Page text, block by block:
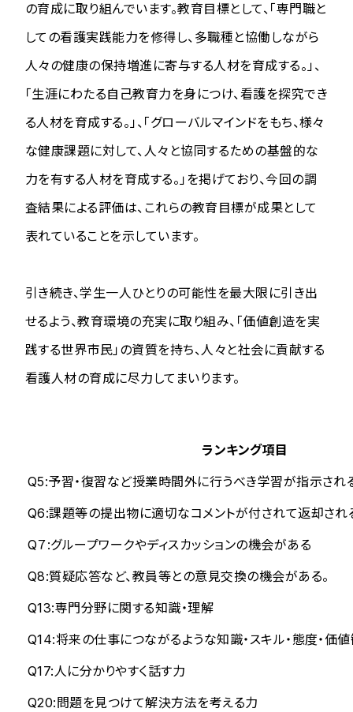
の育成に取り組んでいます。教育目標として、「専門職と
しての看護実践能力を修得し、多職種と協働しながら
人々の健康の保持増進に寄与する人材を育成する。」、
「生涯にわたる自己教育力を身につけ、看護を探究でき
る人材を育成する。」、「グローバルマインドをもち、様々
な健康課題に対して、人々と協同するための基盤的な
力を有する人材を育成する。」を掲げており、今回の調
査結果による評価は、 これらの教育目標が成果として
表れていることを示しています。
引き続き、学生一人ひとりの可能性を最大限に引き出
せるよう、教育環境の充実に取り組み、「価値創造を実
践する世界市民」の資質を持ち、人々と社会に貢献する
看護人材の育成に尽力してまいります。
ランキング項目
Q5:予習・復習など授業時間外に行うべき学習が指示され
Q6:課題等の提出物に適切なコメントが付されて返却され
Q７:グループワークやディスカッションの機会がある
Q8:質疑応答など、教員等との意見交換の機会がある。
Q13:専門分野に関する知識・理解
Q14:将来の仕事につながるような知識・スキル・態度・価
Q17:人に分かりやすく話す力
Q20:問題を見つけて解決方法を考える力